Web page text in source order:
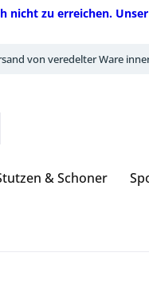
nicht zu erreichen.
von veredelter Ware
& Schoner